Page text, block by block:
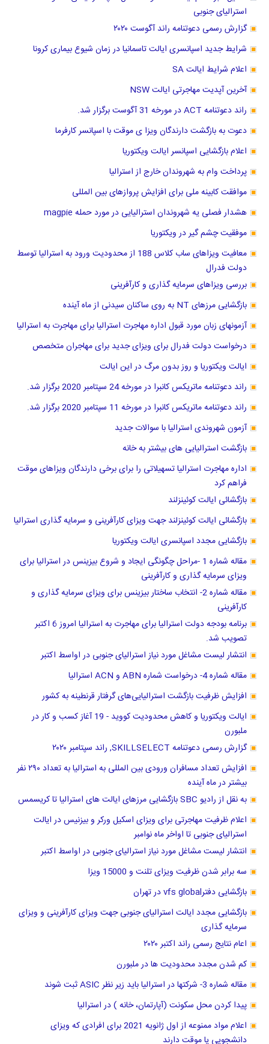
استرالیای جنوبی
گزارش رسمی دعوتنامه راند آگوست ۲۰۲۰
شرایط جدید اسپانسری ایالت تاسمانیا در زمان شیوع بیماری کرونا
اعلام شرایط ایالت SA
آخرین آپدیت مهاجرتی ایالت NSW
راند دعوتنامه ACT در مورخه 31 آگوست برگزار شد.
دعوت به بازگشت دارندگان ویزا ی موقت با اسپانسر کارفرما
اعلام بازگشایی اسپانسر ایالت ویکتوریا
پرداخت وام به شهروندان خارج از استرالیا
موافقت کابینه ملی برای افزایش پروازهای بین المللی
هشدار فصلی یه شهروندان استرالیایی در مورد حمله magpie
موفقیت چشم گیر در ویکتوریا
معافیت ویزاهای ساب کلاس 188 از محدودیت ورود به استرالیا توسط
دولت فدرال
بررسی ویزاهای سرمایه گذاری و کارآفرینی
بازگشایی مرزهای NT به روی ساکنان سیدنی از ماه آینده
آزمونهای زبان مورد قبول اداره مهاجرت استرالیا برای مهاجرت به استرالیا
درخواست دولت فدرال برای ویزای جدید برای مهاجران متخصص
ایالت ویکتوریا و روز بدون مرگ در این ایالت
راند دعوتنامه ماتریکس کانبرا در مورخه 24 سپتامبر 2020 برگزار شد.
راند دعوتنامه ماتریکس کانبرا در مورخه 11 سپتامبر 2020 برگزار شد.
آزمون شهروندی استرالیا با سوالات جدید
بازگشت استرالیایی های بیشتر به خانه
اداره مهاجرت استرالیا تسهیلاتی را برای برخی دارندگان ویزاهای موقت
فراهم کرد
بازگشائی ایالت کوئینزلند
بازگشائی ایالت کوئینزلند جهت ویزای کارآفرینی و سرمایه گذاری استرالیا
بازگشایی مجدد اسپانسری ایالت ویکتوریا
مقاله شماره 1 -مراحل چگونگی ایجاد و شروع بیزینس در استرالیا برای
ویزای سرمایه گذاری و کارآفرینی
مقاله شماره 2- انتخاب ساختار بیزینس برای ویزای سرمایه گذاری و
کارآفرینی
برنامه بودجه دولت استرالیا برای مهاجرت به استرالیا امروز 6 اکتبر
تصویب شد.
انتشار لیست مشاغل مورد نیاز استرالیای جنوبی در اواسط اکتبر
مقاله شماره 4- درخواست شماره ABN و ACN استرالیا
افزایش ظرفیت بازگشت استرالیایی‌های گرفتار قرنطینه به کشور
ایالت ویکتوریا و کاهش محدودیت کووید - 19 آغاز کسب و کار در
ملبورن
گزارش رسمی دعوتنامه SKILLSELECT, راند سپتامبر ۲۰۲۰
افزایش تعداد مسافران ورودی بین المللی به استرالیا به تعداد ۲۹۰ نفر
بیشتر در ماه آینده
به نقل از رادیو SBC بازگشایی مرزهای ایالت های استرالیا تا کریسمس
اعلام ظرفیت مهاجرتی برای ویزای اسکیل ورکر و بیزنیس در ایالت
استرالیای جنوبی تا اواخر ماه نوامبر
انتشار لیست مشاغل مورد نیاز استرالیای جنوبی در اواسط اکتبر
سه برابر شدن ظرفیت ویزای تلنت و 15000 ویزا
بازگشایی دفترvfs global در تهران
بازگشایی مجدد ایالت استرالیای جنوبی جهت ویزای کارآفرینی و ویزای
سرمایه گذاری
اعام نتایج رسمی راند اکتبر ۲۰۲۰
کم شدن مجدد محدودیت ها در ملبورن
مقاله شماره 3- شرکتها در استرالیا باید زیر نظر ASIC ثبت شوند
پیدا کردن محل سکونت (آپارتمان، خانه ) در استرالیا
اعلام مواد ممنوعه از اول ژانویه 2021 برای افرادی که ویزای
دانشجویی یا موقت دارند